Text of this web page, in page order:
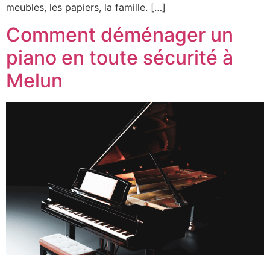
meubles, les papiers, la famille. […]
Comment déménager un
piano en toute sécurité à
Melun